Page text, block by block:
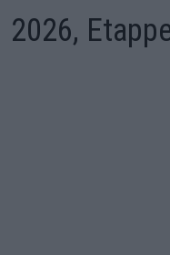
2026,